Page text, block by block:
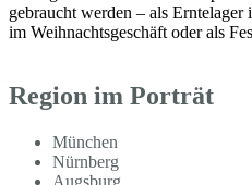
gebraucht werden – als Erntelager
im Weihnachtsgeschäft oder als
Region im Porträt
München
Nürnberg